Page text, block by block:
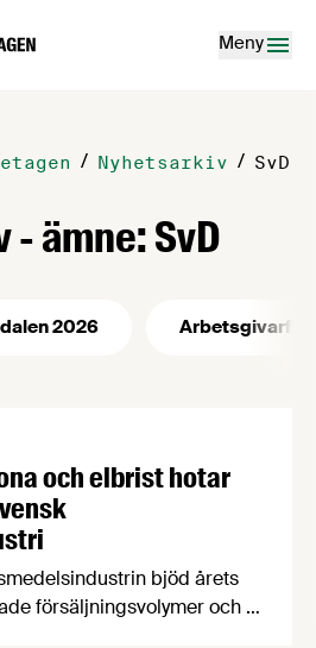
startsidan
Meny
/ Nyhetsarkiv / SvD
ämne: SvD
2026
och elbrist hotar
bjöd årets
försäljningsvolymer och en